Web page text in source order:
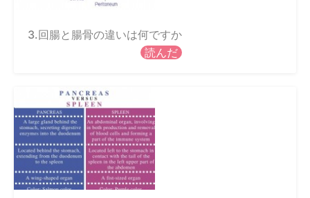
3.回腸と腸骨の違いは何ですか
読んだ